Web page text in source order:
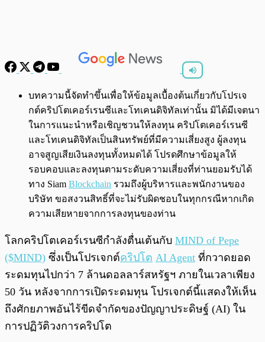
พร้อมเล่น 0:00/0:00
บทความนี้จัดทำขึ้นเพื่อให้ข้อมูลเบื้องต้นเกี่ยวกับโปรเจ
กต์คริปโตเคอร์เรนซีและโทเคนดิจิทัลเท่านั้น มิได้มีเจตนา
ในการแนะนำหรือเชิญชวนให้ลงทุน คริปโตเคอร์เรนซี
และโทเคนดิจิทัลเป็นสินทรัพย์ที่มีความเสี่ยงสูง ผู้ลงทุน
อาจสูญเสียเงินลงทุนทั้งหมดได้ โปรดศึกษาข้อมูลให้
รอบคอบและลงทุนตามระดับความเสี่ยงที่ท่านยอมรับได้
ทาง Siam Blockchain รวมถึงผู้บริหารและพนักงานของ
บริษัท ขอสงวนสิทธิ์ที่จะไม่รับผิดชอบในทุกกรณีหากเกิด
ความเสียหายจากการลงทุนของท่าน
โลกคริปโตเคอร์เรนซีกำลังตื่นเต้นกับ MIND of Pepe
($MIND) ซึ่งเป็นโปรเจกต์คริปโต AI Agent ที่กวาดยอด
ระดมทุนไปกว่า 7 ล้านดอลลาร์สหรัฐฯ ภายในเวลาเพียง
50 วัน หลังจากการเปิดระดมทุน โปรเจกต์นี้แสดงให้เห็น
ถึงศักยภาพอันไร้ขีดจำกัดของปัญญาประดิษฐ์ (AI) ใน
การปฏิวัติวงการคริปโต